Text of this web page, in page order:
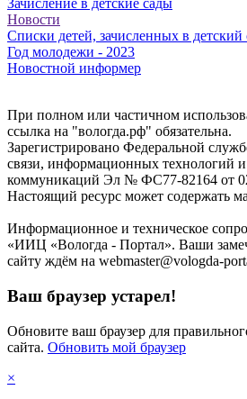
Зачисление в детские сады
Новости
Списки детей, зачисленных в детский
Год молодежи - 2023
Новостной информер
При полном или частичном
ссылка на "вологда.рф" обязательна.
Зарегистрировано Федеральной
связи, информационных технологий
коммуникаций Эл № ФС77-82164 от
Настоящий ресурс может содержать
Информационное и техническое
«ИИЦ «Вологда - Портал». Ваши
сайту ждём на webmaster@vologda-
Ваш браузер устарел!
Обновите ваш браузер для
сайта. Обновить мой браузер
×